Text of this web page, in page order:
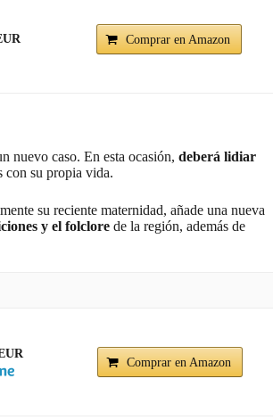
Comprar en Amazon
nuevo caso. En esta ocasión, deberá lidiar
con su propia vida.
su reciente maternidad, añade una nueva
y el folclore de la región, además de
Comprar en Amazon